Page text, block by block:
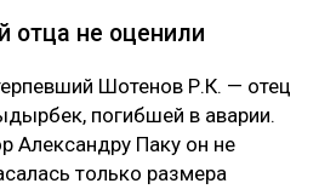
отца не оценили
Шотенов Р.К. — отец
погибшей в аварии.
Александру Паку он не
только размера